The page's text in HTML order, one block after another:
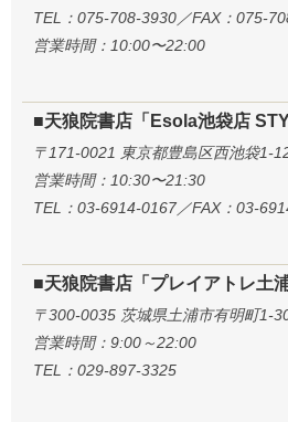
TEL：075-708-3930／FAX：075-
営業時間：10:00〜22:00
■天狼院書店「Esola池袋店
〒171-0021 東京都豊島区西池袋1-
営業時間：10:30〜21:30
TEL：03-6914-0167／FAX：03-
■天狼院書店「プレイアトレ土浦
〒300-0035 茨城県土浦市有明町1-
営業時間：9:00～22:00
TEL：029-897-3325